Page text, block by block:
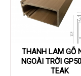
THANH LAM GỖ
NGOÀI TRỜI
TEAK